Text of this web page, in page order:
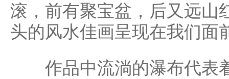
滚，前有聚宝盆，后又远山
头的风水佳画呈现在我们面
作品中流淌的瀑布代表